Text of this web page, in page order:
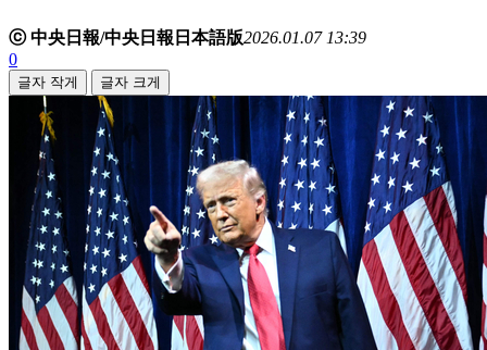
ⓒ 中央日報/中央日報日本語版2026.01.07 13:39
0
글자 작게 글자 크게